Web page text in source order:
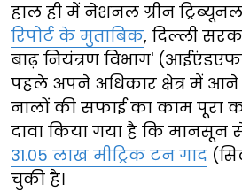
हाल ही में नेशनल ग्रीन
रिपोर्ट के मुताबिक, दिल्ली
बाढ़ नियंत्रण विभाग'
पहले अपने अधिकार क्षेत्र में
नालों की सफाई का काम पूरा
दावा किया गया है कि मानसून
31.05 लाख मीट्रिक टन गाद
चुकी है।